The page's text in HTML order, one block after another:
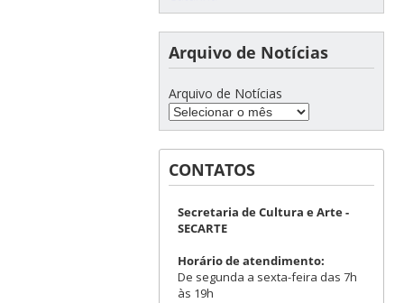
Arquivo de Notícias
Arquivo de Notícias
CONTATOS
Secretaria de Cultura e Arte -
SECARTE
Horário de atendimento:
De segunda a sexta-feira das 7h
às 19h